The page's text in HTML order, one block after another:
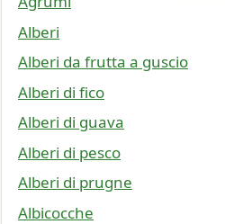
Alberi
Alberi da frutta a guscio
Alberi di fico
Alberi di guava
Alberi di pesco
Alberi di prugne
Albicocche